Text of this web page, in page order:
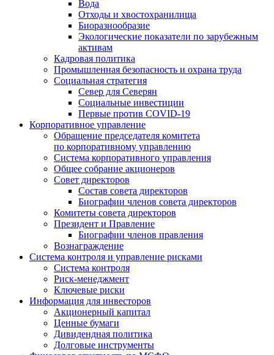
Вода
Отходы и хвостохранилища
Биоразнообразие
Экологические показатели по зарубежным
активам
Кадровая политика
Промышленная безопасность и охрана труда
Социальная стратегия
Север для Северян
Социальные инвестиции
Первые против COVID‑19
Корпоративное управление
Обращение председателя комитета
по корпоративному управлению
Система корпоративного управления
Общее собрание акционеров
Совет директоров
Состав совета директоров
Биографии членов совета директоров
Комитеты совета директоров
Президент и Правление
Биографии членов правления
Вознаграждение
Система контроля и управление рисками
Система контроля
Риск-менеджмент
Ключевые риски
Информация для инвесторов
Акционерный капитал
Ценные бумаги
Дивидендная политика
Долговые инструменты